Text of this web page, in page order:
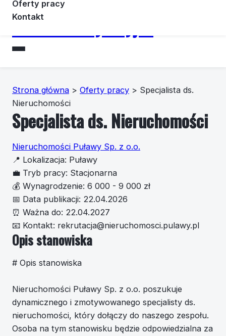
Forummotoryzacyjne
Oferty pracy
Kontakt
Strona główna > Oferty pracy > Specjalista ds.
Nieruchomości
Specjalista ds. Nieruchomości
Nieruchomości Puławy Sp. z o.o.
📍 Lokalizacja: Puławy
💼 Tryb pracy: Stacjonarna
💰 Wynagrodzenie: 6 000 - 9 000 zł
📅 Data publikacji: 22.04.2026
⏰ Ważna do: 22.04.2027
📧 Kontakt: rekrutacja@nieruchomosci.pulawy.pl
Opis stanowiska
# Opis stanowiska
Nieruchomości Puławy Sp. z o.o. poszukuje
dynamicznego i zmotywowanego specjalisty ds.
nieruchomości, który dołączy do naszego zespołu.
Osoba na tym stanowisku będzie odpowiedzialna za